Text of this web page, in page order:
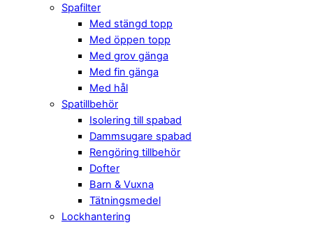
Spafilter
Med stängd topp
Med öppen topp
Med grov gänga
Med fin gänga
Med hål
Spatillbehör
Isolering till spabad
Dammsugare spabad
Rengöring tillbehör
Dofter
Barn & Vuxna
Tätningsmedel
Lockhantering